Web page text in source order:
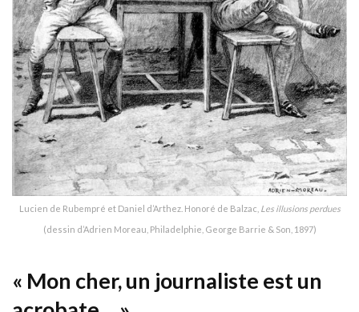
Lucien de Rubempré et Daniel d’Arthez. Honoré de Balzac, Les illusions perdues
(dessin d’Adrien Moreau, Philadelphie, George Barrie & Son, 1897)
« Mon cher, un journaliste est un